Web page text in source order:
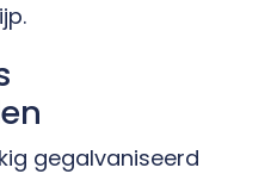
gegalvaniseerd